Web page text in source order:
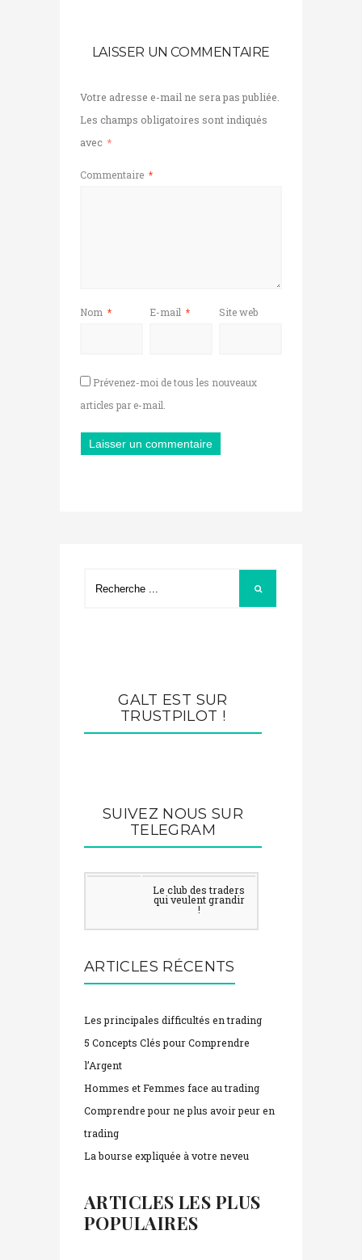
LAISSER UN COMMENTAIRE
Votre adresse e-mail ne sera pas publiée.
Les champs obligatoires sont indiqués
avec *
Commentaire *
Nom * E-mail * Site web
Prévenez-moi de tous les nouveaux
articles par e-mail.
GALT EST SUR
TRUSTPILOT !
SUIVEZ NOUS SUR
TELEGRAM
Le club des traders
qui veulent grandir
!
ARTICLES RÉCENTS
Les principales difficultés en trading
5 Concepts Clés pour Comprendre
l’Argent
Hommes et Femmes face au trading
Comprendre pour ne plus avoir peur en
trading
La bourse expliquée à votre neveu
ARTICLES LES PLUS
POPULAIRES